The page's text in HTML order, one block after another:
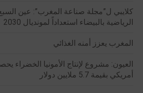
كلايبي ل”مجلة صناعة المغرب”: عين السبع
الرياضية بالبيضاء استعداداً لمونديال 2030
المغرب يعزز أمنه الغذائي
العيون: مشروع لإنتاج الأمونيا الخضراء
أمريكي بقيمة 5.7 ملايين دولار